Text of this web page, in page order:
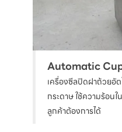
Automatic
เครื่องซีลปิดฝาถ้วยอั
กระดาษ ใช้ความร้อน
ลูกค้าต้องการได้